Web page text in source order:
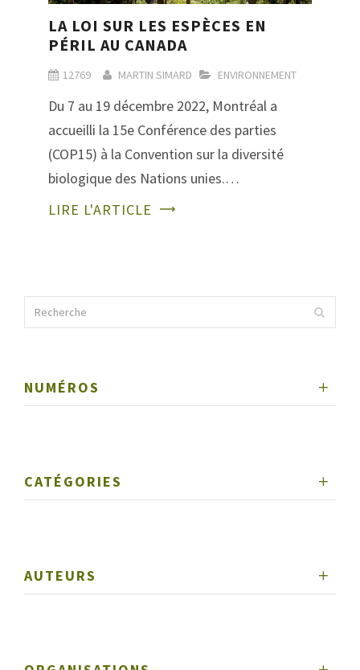
LA LOI SUR LES ESPÈCES EN
PÉRIL AU CANADA
12769 MARTIN SIMARD ENVIRONNEMENT
Du 7 au 19 décembre 2022, Montréal a
accueilli la 15e Conférence des parties
(COP15) à la Convention sur la diversité
biologique des Nations unies.…
LIRE L'ARTICLE
NUMÉROS
CATÉGORIES
AUTEURS